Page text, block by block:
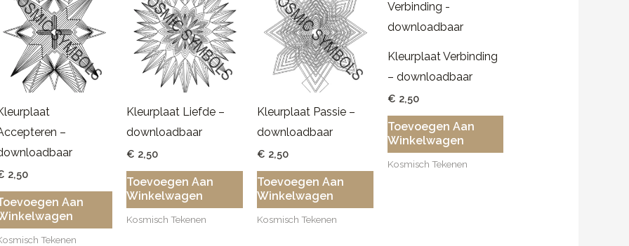
–
2,50
Aan
Tekenen
Kleurplaat Liefde –
downloadbaar
€ 2,50
Toevoegen Aan
Winkelwagen
Kosmisch Tekenen
Kleurplaat Passie –
downloadbaar
€ 2,50
Toevoegen Aan
Winkelwagen
Kosmisch Tekenen
Kleurplaat Verbinding
– downloadbaar
€ 2,50
Toevoegen Aan
Winkelwagen
Kosmisch Tekenen